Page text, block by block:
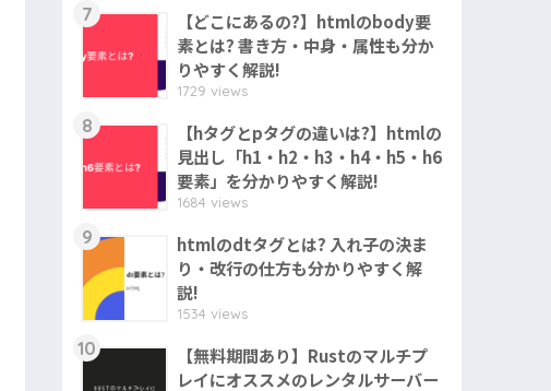
7
【どこにあるの?】htmlのbody要
素とは? 書き方・中身・属性も分か
りやすく解説!
1729 views
8
【hタグとpタグの違いは?】htmlの
見出し「h1・h2・h3・h4・h5・h6
要素」を分かりやすく解説!
1684 views
9
htmlのdtタグとは? 入れ子の決ま
り・改行の仕方も分かりやすく解
説!
1534 views
10
【無料期間あり】Rustのマルチプ
レイにオススメのレンタルサーバー